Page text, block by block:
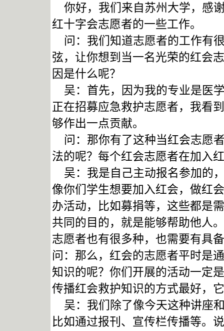
你好，我们来自苏州大学，感
红十字会志愿者的一些工作。
问：我们知道志愿者的工作有
弦，让你想到当一名光荣的红会
因是什么呢？
吴：首先，因为我的专业是医
正在招募应急救护志愿者，我看
够作出一点贡献。
问：那你有了这种当红会志愿
法的呢？每个红会志愿者在加入
吴：我是自己主动报名参加的
像你们学生想要加入红会，做红
办活动，比如募捐等，这些都是
共同的目的，就是能够帮助他人
志愿者也有很多种，也需要有具
问：那么，红会的志愿者平时是
知识的呢？你们开展的活动一定
传播红会救护知识的方式最好，
吴：我们除了像今天这种讲座
比如通过报刊、宣传栏传播等。